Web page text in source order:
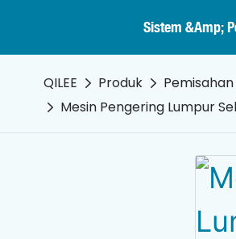
Sistem &amp;
QILEE Produk
Mesin Pengering Lumpur